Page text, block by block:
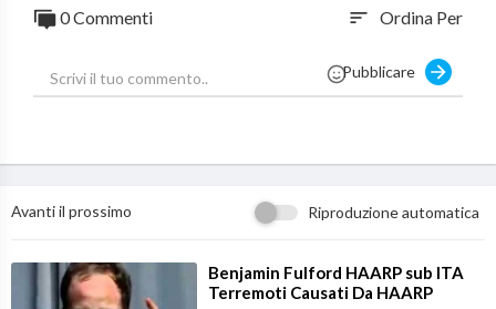
0 Commenti sort Ordina Per
Pubblicare
Avanti il prossimo Riproduzione automatica
⁣Benjamin Fulford HAARP sub ITA
Terremoti Causati Da HAARP